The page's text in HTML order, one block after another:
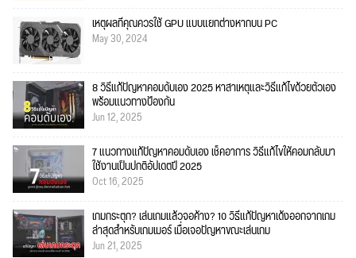
เหตุผลที่คุณควรใช้ GPU แบบแยกต่างหากบน PC
May 30, 2024
8 วิธีแก้ปัญหาคอมดับเอง 2025 หาสาเหตุและวิธีแก้ไขด้วยตัวเอง
พร้อมแนวทางป้องกัน
Jun 12, 2025
7 แนวทางแก้ปัญหาคอมดับเอง เช็คอาการ วิธีแก้ไขให้คอมกลับมา
ใช้งานเป็นปกติอัปเดตปี 2025
Oct 16, 2025
เกมกระตุก? เล่นเกมแล้วจอค้าง? 10 วิธีแก้ปัญหาเด้งออกจากเกม
ล่าสุดสำหรับเกมเมอร์ เมื่อเจอปัญหาขณะเล่นเกม
Jun 21, 2025